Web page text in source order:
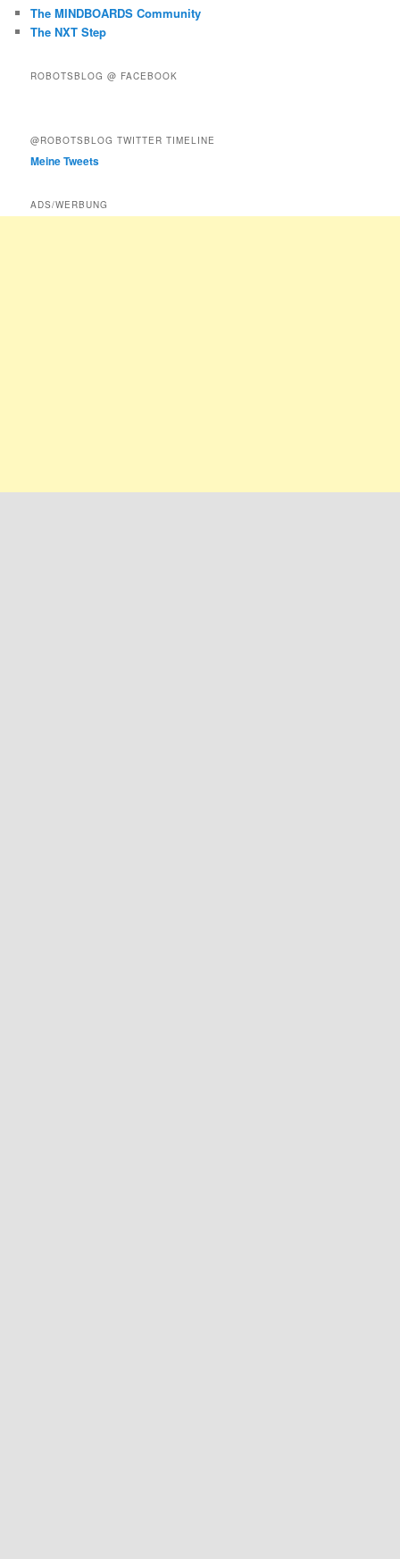
The MINDBOARDS Community
The NXT Step
ROBOTSBLOG @ FACEBOOK
@ROBOTSBLOG TWITTER TIMELINE
Meine Tweets
ADS/WERBUNG